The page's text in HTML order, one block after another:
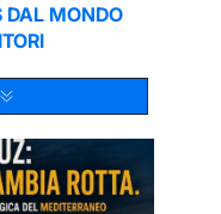
DAL MONDO